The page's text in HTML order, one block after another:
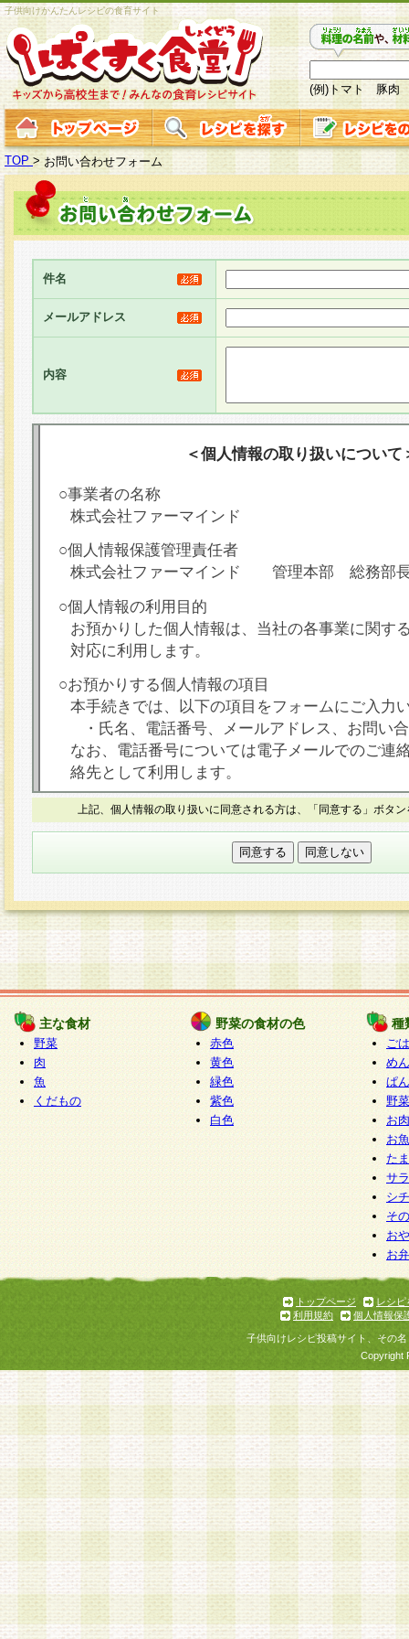
子供向けかんたんレシピの食育サイト
(例)トマト 豚肉
TOP > お問い合わせフォーム
件名
メールアドレス
内容
＜個人情報の取り扱いについて
○事業者の名称
株式会社ファーマインド
○個人情報保護管理責任者
株式会社ファーマインド 管理本部 総務部
○個人情報の利用目的
お預かりした個人情報は、当社の各事業に関す
対応に利用します。
○お預かりする個人情報の項目
本手続きでは、以下の項目をフォームにご入力
・氏名、電話番号、メールアドレス、お問い
なお、電話番号については電子メールでのご連
絡先として利用します。
○本人が容易に認識できない方法による個人情報
本フォームでは、セッション管理のためCookie
○個人情報の第三者提供について
力いただく個人情報は第三者に提供しません。
○個人情報の委託について
個人情報の取り扱いを外部に委託する場合は、
情報管理基準を満たす企業を選定して委託を行
が行われるよう監督します。
○開示対象個人情報の開示等および問い合わせ窓口
本人からの求めにより、当社が本件により取得
報の利用目的の通知・開示・内容の訂正・追加
停止・消去及び第三者への提供の禁止（以下、
といいます。）に応じます。
開示等に応じる窓口は以下になります。
ぱくすく食堂個人情報お客様相談窓口 paku-
m
個人情報を与えることは任意ですが、個人情報
意をいただけない場合には、当社のサービスの
お問い合わせ・ご相談への対応ができない場合
上記、個人情報の取り扱いに同意される方は、「同意する」ボタ
主な食材
野菜
肉
魚
くだもの
野菜の食材の色
赤色
黄色
緑色
紫色
白色
種
ご
めん
ぱん
野
お
お
た
サ
シ
そ
お
お
トップページ
レシピ
利用規約
個人情報保
子供向けレシピ投稿サイト、その
Copyright